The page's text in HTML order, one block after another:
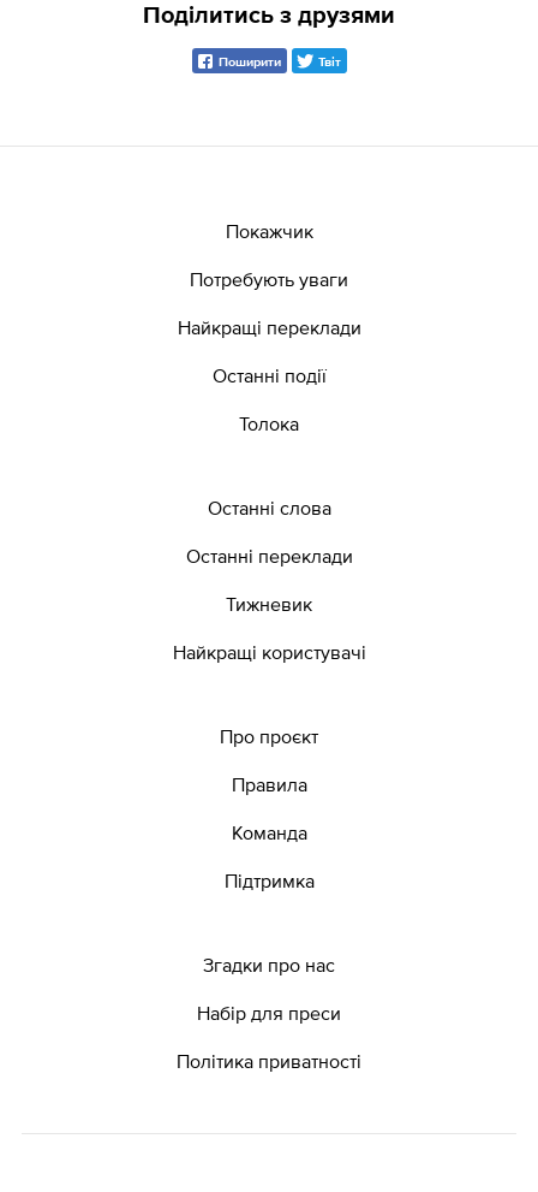
Поділитись з друзями
Поширити Твіт
Покажчик
Потребують уваги
Найкращі переклади
Останні події
Толока
Останні слова
Останні переклади
Тижневик
Найкращі користувачі
Про проєкт
Правила
Команда
Підтримка
Згадки про нас
Набір для преси
Політика приватності